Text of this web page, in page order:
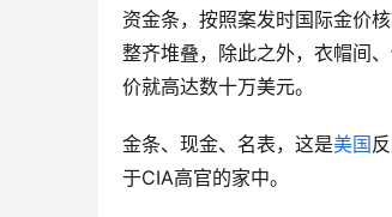
资金条，按照案发时国际金价
整齐堆叠，除此之外，衣帽间
价就高达数十万美元。
金条、现金、名表，这是美国
于CIA高官的家中。